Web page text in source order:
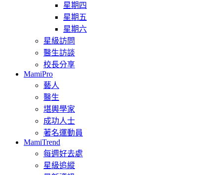
星期四
星期五
星期六
星級訪問
醫生訪談
校長分享
MamiPro
藝人
醫生
堪輿學家
成功人士
著名運動員
MamiTrend
每週好去處
星級追縱